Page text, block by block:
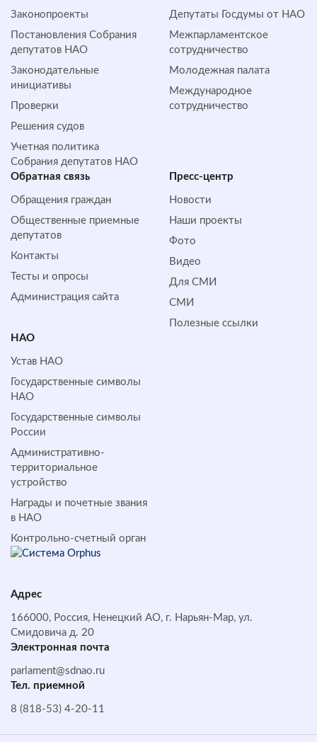
Законопроекты
Постановления Собрания
депутатов НАО
Законодательные
инициативы
Проверки
Решения судов
Учетная политика
Собрания депутатов НАО
Депутаты Госдумы от НАО
Межпарламентское
сотрудничество
Молодежная палата
Международное
сотрудничество
Обратная cвязь
Обращения граждан
Общественные приемные
депутатов
Контакты
Тесты и опросы
Администрация сайта
Пресс-центр
Новости
Наши проекты
Фото
Видео
Для СМИ
СМИ
Полезные ссылки
НАО
Устав НАО
Государственные символы
НАО
Государственные символы
России
Административно-
территориальное
устройство
Награды и почетные звания
в НАО
Контрольно-счетный орган
Адрес
166000, Россия, Ненецкий АО, г. Нарьян-Мар, ул.
Смидовича д. 20
Электронная почта
parlament@sdnao.ru
Тел. приемной
8 (818-53) 4-20-11